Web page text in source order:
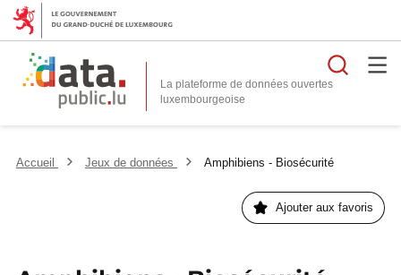
La plateforme de données ouvertes
Accueil Jeux de données Amphibiens - Biosécurité
Ajouter aux favoris